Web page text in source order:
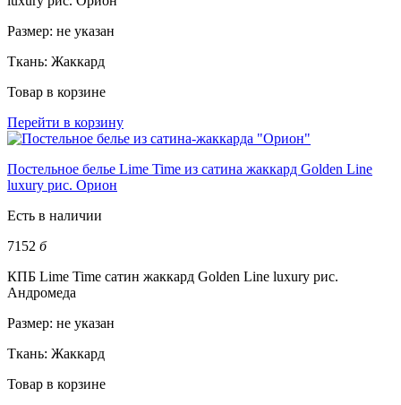
Размер: не указан
Ткань: Жаккард
Товар в корзине
Перейти в корзину
Постельное белье Lime Time из сатина жаккард Golden Line
luxury рис. Орион
Есть в наличии
7152 б
КПБ Lime Time сатин жаккард Golden Line luxury рис.
Андромеда
Размер: не указан
Ткань: Жаккард
Товар в корзине